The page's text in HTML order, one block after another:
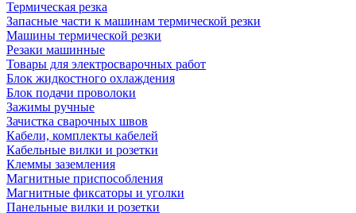
Термическая резка
Запасные части к машинам термической резки
Машины термической резки
Резаки машинные
Товары для электросварочных работ
Блок жидкостного охлаждения
Блок подачи проволоки
Зажимы ручные
Зачистка сварочных швов
Кабели, комплекты кабелей
Кабельные вилки и розетки
Клеммы заземления
Магнитные приспособления
Магнитные фиксаторы и уголки
Панельные вилки и розетки